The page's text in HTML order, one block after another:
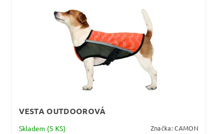
VESTA OUTDOOROVÁ
Skladem (5 KS) Značka:CAMON